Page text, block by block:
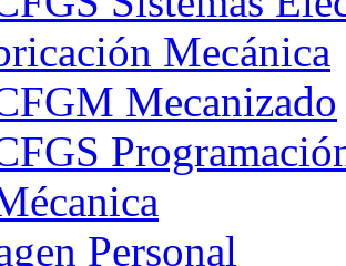
Mecánica
Mecanizado
Personal